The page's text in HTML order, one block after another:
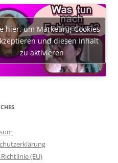
hier, um Marketing-Cookies
und diesen Inhalt
zu aktivieren
(EU)